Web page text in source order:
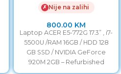
NVIDIA GeForce 920M
2GB
✗ Nije na zalihi
800.00 KM
Laptop ACER E5-772G 17.3” , i7-
5500U /RAM 16GB / HDD 128
GB SSD / NVIDIA GeForce
920M 2GB – Refurbished